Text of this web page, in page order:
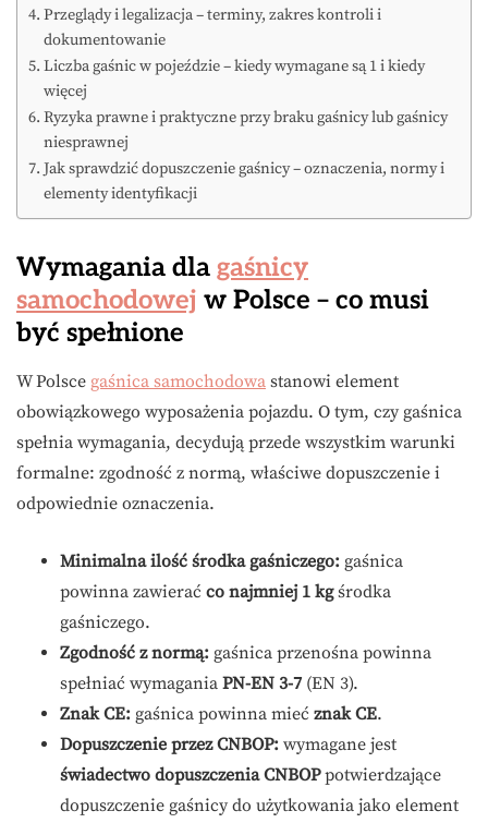
Przeglądy i legalizacja – terminy, zakres kontroli i
dokumentowanie
Liczba gaśnic w pojeździe – kiedy wymagane są 1 i kiedy
więcej
Ryzyka prawne i praktyczne przy braku gaśnicy lub gaśnicy
niesprawnej
Jak sprawdzić dopuszczenie gaśnicy – oznaczenia, normy i
elementy identyfikacji
Wymagania dla gaśnicy
samochodowej w Polsce – co musi
być spełnione
W Polsce gaśnica samochodowa stanowi element
obowiązkowego wyposażenia pojazdu. O tym, czy gaśnica
spełnia wymagania, decydują przede wszystkim warunki
formalne: zgodność z normą, właściwe dopuszczenie i
odpowiednie oznaczenia.
Minimalna ilość środka gaśniczego: gaśnica
powinna zawierać co najmniej 1 kgśrodka
gaśniczego.
Zgodność z normą: gaśnica przenośna powinna
spełniać wymagania PN-EN 3-7 (EN 3).
Znak CE: gaśnica powinna mieć znak CE.
Dopuszczenie przez CNBOP: wymagane jest
świadectwo dopuszczenia CNBOPpotwierdzające
dopuszczenie gaśnicy do użytkowania jako element